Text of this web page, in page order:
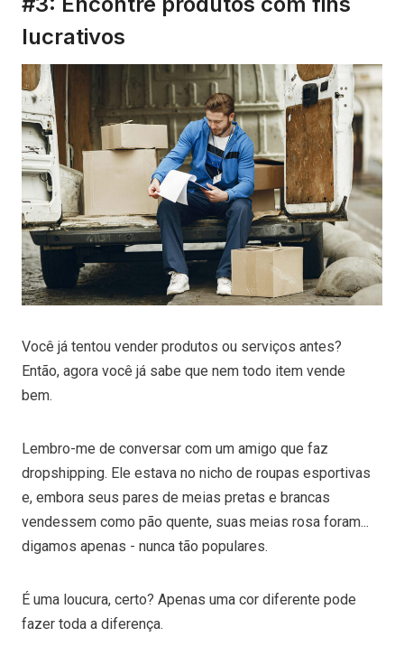
lucrativos
Você já tentou vender produtos ou serviços antes?
Então, agora você já sabe que nem todo item vende
bem.
Lembro-me de conversar com um amigo que faz
dropshipping. Ele estava no nicho de roupas esportivas
e, embora seus pares de meias pretas e brancas
vendessem como pão quente, suas meias rosa foram...
digamos apenas - nunca tão populares.
É uma loucura, certo? Apenas uma cor diferente pode
fazer toda a diferença.